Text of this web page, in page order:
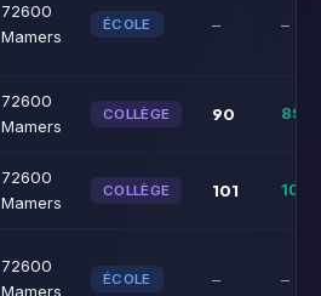
72600
Mamers
ÉCOLE – –
72600
Mamers
COLLÈGE 90 89%
72600
Mamers
COLLÈGE 101
72600
Mamers
ÉCOLE – –